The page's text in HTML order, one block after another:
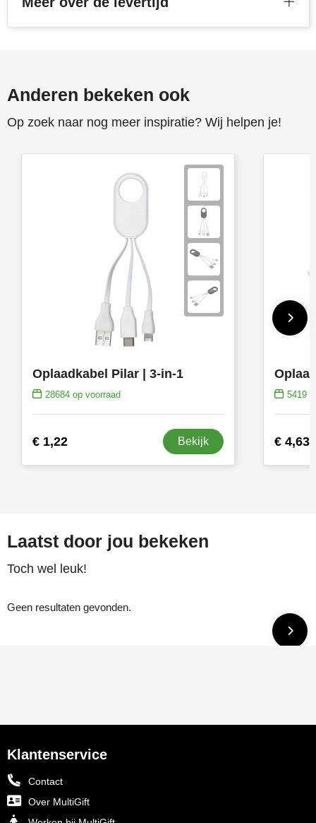
Anderen bekeken ook
Op zoek naar nog meer inspiratie? Wij helpen je!
Oplaadkabel Pilar | 3-in-1
28684op voorraad
€ 1,22 Bekijk
5419
€ 4,63
Laatst door jou bekeken
Toch wel leuk!
Geen resultaten gevonden.
Klantenservice
Contact
Over MultiGift